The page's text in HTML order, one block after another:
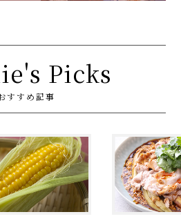
Picks
すすめ記事